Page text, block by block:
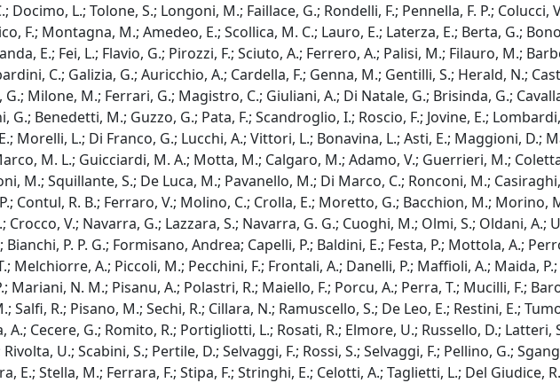
Docimo, L.; Tolone, S.; Longoni, M.; Faillace, G.; Rondelli, F.; Pennella, F. P.;
F.; Montagna, M.; Amedeo, E.; Scollica, M. C.; Lauro, E.; Laterza, E.; Berta, G.;
E.; Fei, L.; Flavio, G.; Pirozzi, F.; Sciuto, A.; Ferrero, A.; Palisi, M.; Filauro, M.;
C.; Galizia, G.; Auricchio, A.; Cardella, F.; Genna, M.; Gentilli, S.; Herald, N.;
G.; Milone, M.; Ferrari, G.; Magistro, C.; Giuliani, A.; Di Natale, G.; Brisinda, G.;
Benedetti, M.; Guzzo, G.; Pata, F.; Scandroglio, I.; Roscio, F.; Jovine, E.;
Morelli, L.; Di Franco, G.; Lucchi, A.; Vittori, L.; Bonavina, L.; Asti, E.; Maggioni, D.;
M. L.; Guicciardi, M. A.; Motta, M.; Calgaro, M.; Adamo, V.; Guerrieri, M.;
M.; Squillante, S.; De Luca, M.; Pavanello, M.; Di Marco, C.; Ronconi, M.;
Contul, R. B.; Ferraro, V.; Molino, C.; Crolla, E.; Moretto, G.; Bacchion, M.;
V.; Navarra, G.; Lazzara, S.; Navarra, G. G.; Cuoghi, M.; Olmi, S.; Oldani, A.;
P. P. G.; Formisano, Andrea; Capelli, P.; Baldini, E.; Festa, P.; Mottola, A.;
Melchiorre, A.; Piccoli, M.; Pecchini, F.; Frontali, A.; Danelli, P.; Maffioli, A.; Maida,
Mariani, N. M.; Pisanu, A.; Polastri, R.; Maiello, F.; Porcu, A.; Perra, T.; Mucilli, F.;
Salfi, R.; Pisano, M.; Sechi, R.; Cillara, N.; Ramuscello, S.; De Leo, E.; Restini, E.;
A.; Cecere, G.; Romito, R.; Portigliotti, L.; Rosati, R.; Elmore, U.; Russello, D.; Latteri,
U.; Scabini, S.; Pertile, D.; Selvaggi, F.; Rossi, S.; Selvaggi, F.; Pellino, G.;
E.; Stella, M.; Ferrara, F.; Stipa, F.; Stringhi, E.; Celotti, A.; Taglietti, L.; Del Giudice,